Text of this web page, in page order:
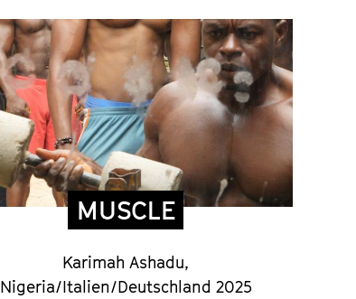
MUSCLE
Karimah Ashadu,
Nigeria/Italien/Deutschland 2025